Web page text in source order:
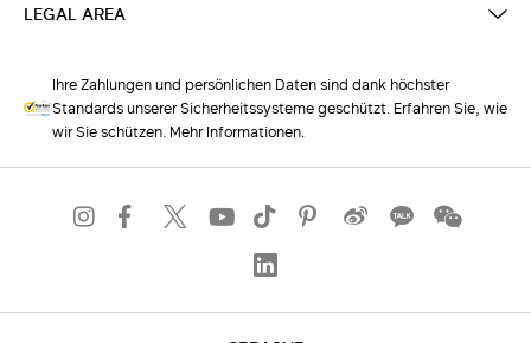
LEGAL AREA
Ihre Zahlungen und persönlichen Daten sind dank höchster
Standards unserer Sicherheitssysteme geschützt. Erfahren Sie, wie
wir Sie schützen. Mehr Informationen.